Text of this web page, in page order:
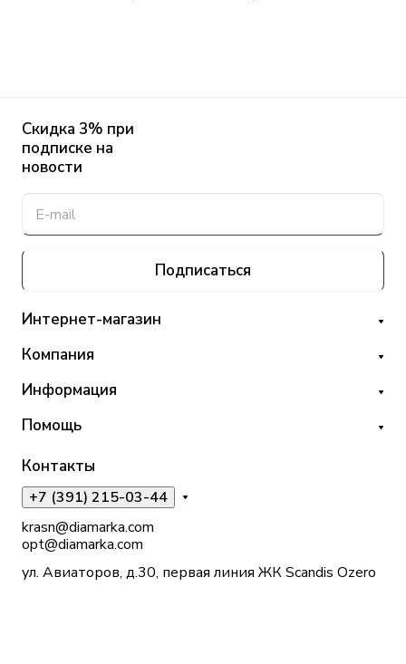
Скидка 3% при
подписке на
новости
Подписаться
Интернет-магазин
Компания
Информация
Помощь
Контакты
+7 (391) 215-03-44
krasn@diamarka.com
opt@diamarka.com
ул. Авиаторов, д.30, первая линия ЖК Scandis Ozero